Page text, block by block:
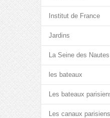
Institut de France
Jardins
La Seine des Nautes
les bateaux
Les bateaux
Les canaux parisiens